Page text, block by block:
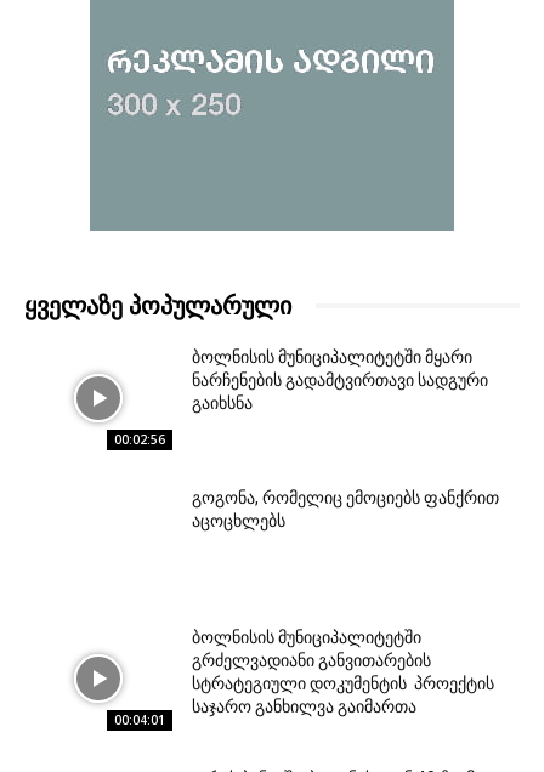
ᲧᲕᲔᲚᲐᲖᲔ ᲞᲝᲞᲣᲚᲐᲠᲣᲚᲘ
00:02:56
ბოლნისის მუნიციპალიტეტში მყარი
ნარჩენების გადამტვირთავი სადგური
გაიხსნა
გოგონა, რომელიც ემოციებს ფანქრით
აცოცხლებს
00:04:01
ბოლნისის მუნიციპალიტეტში
გრძელვადიანი განვითარების
სტრატეგიული დოკუმენტის პროექტის
საჯარო განხილვა გაიმართა